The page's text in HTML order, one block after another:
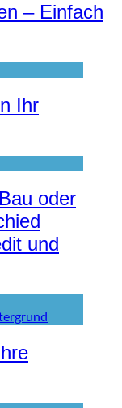
– Einfach
Ihr
oder
und